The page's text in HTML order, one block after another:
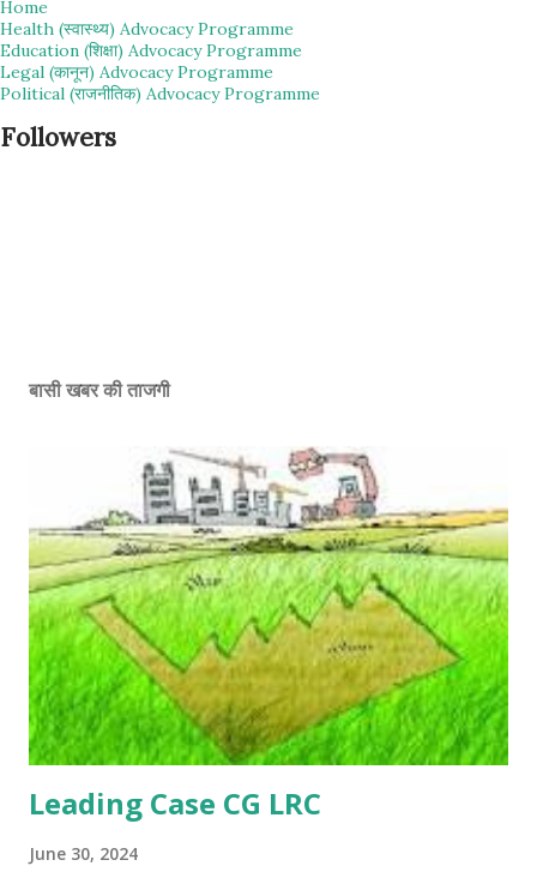
Home
Health (स्वास्थ्य) Advocacy Programme
Education (शिक्षा) Advocacy Programme
Legal (कानून) Advocacy Programme
Political (राजनीतिक) Advocacy Programme
Followers
बासी खबर की ताजगी
Leading Case CG LRC
June 30, 2024